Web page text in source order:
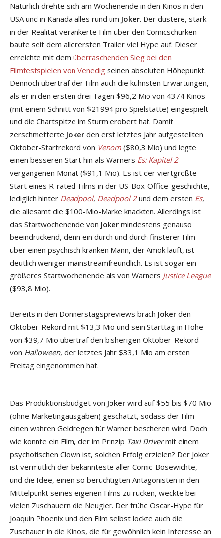
Natürlich drehte sich am Wochenende in den Kinos in den
USA und in Kanada alles rund um Joker. Der düstere, stark
in der Realität verankerte Film über den Comicschurken
baute seit dem allerersten Trailer viel Hype auf. Dieser
erreichte mit dem überraschenden Sieg bei den
Filmfestspielen von Venedig seinen absoluten Höhepunkt.
Dennoch übertraf der Film auch die kühnsten Erwartungen,
als er in den ersten drei Tagen $96,2 Mio von 4374 Kinos
(mit einem Schnitt von $21994 pro Spielstätte) eingespielt
und die Chartspitze im Sturm erobert hat. Damit
zerschmetterte Joker den erst letztes Jahr aufgestellten
Oktober-Startrekord von Venom ($80,3 Mio) und legte
einen besseren Start hin als Warners Es: Kapitel 2
vergangenen Monat ($91,1 Mio). Es ist der viertgrößte
Start eines R-rated-Films in der US-Box-Office-geschichte,
lediglich hinter Deadpool, Deadpool 2und dem ersten Es,
die allesamt die $100-Mio-Marke knackten. Allerdings ist
das Startwochenende von Joker mindestens genauso
beeindruckend, denn ein durch und durch finsterer Film
über einen psychisch kranken Mann, der Amok läuft, ist
deutlich weniger mainstreamfreundlich. Es ist sogar ein
größeres Startwochenende als von Warners Justice League
($93,8 Mio).
Bereits in den Donnerstagspreviews brach Joker den
Oktober-Rekord mit $13,3 Mio und sein Starttag in Höhe
von $39,7 Mio übertraf den bisherigen Oktober-Rekord
von Halloween, der letztes Jahr $33,1 Mio am ersten
Freitag eingenommen hat.
Das Produktionsbudget von Joker wird auf $55 bis $70 Mio
(ohne Marketingausgaben) geschätzt, sodass der Film
einen wahren Geldregen für Warner bescheren wird. Doch
wie konnte ein Film, der im Prinzip Taxi Drivermit einem
psychotischen Clown ist, solchen Erfolg erzielen? Der Joker
ist vermutlich der bekannteste aller Comic-Bösewichte,
und die Idee, einen so berüchtigten Antagonisten in den
Mittelpunkt seines eigenen Films zu rücken, weckte bei
vielen Zuschauern die Neugier. Der frühe Oscar-Hype für
Joaquin Phoenix und den Film selbst lockte auch die
Zuschauer in die Kinos, die für gewöhnlich kein Interesse an